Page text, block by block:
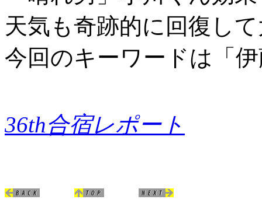
天気も奇跡的に回復し
今回のキーワードは「
36th合宿レポート